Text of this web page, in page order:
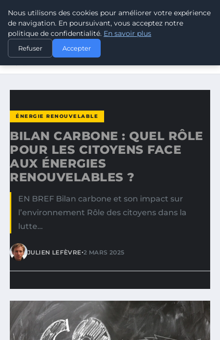
CLIMATE RESPONSE BLOG
ACCUEIL
ÉNERGIE RENOUVELABLE
BILAN CARBONE : QUEL RÔLE POUR LES CITOYENS FACE
ÉNERGIE RENOUVELABLE
BILAN CARBONE : QUEL RÔLE
POUR LES CITOYENS FACE
AUX ÉNERGIES
RENOUVELABLES ?
EN BREF Bilan carbone et son impact sur
l’environnement Rôle des citoyens dans la
lutte…
JULIEN LEFÈVRE•2 MARS 2025
Nous utilisons des cookies pour améliorer votre expérience
de navigation. En poursuivant, vous acceptez notre
politique de confidentialité. En savoir plus
Refuser Accepter